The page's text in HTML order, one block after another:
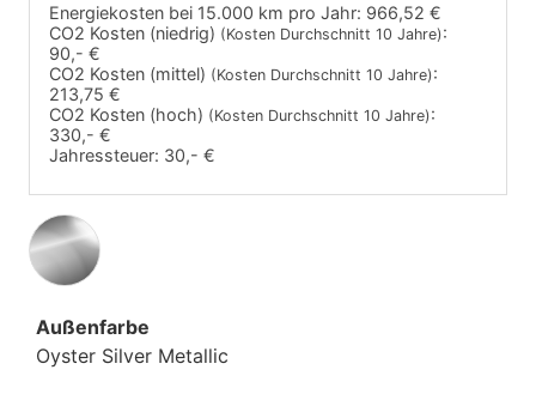
Energiekosten bei 15.000 km pro Jahr: 966,52 €
CO2 Kosten (niedrig) (Kosten Durchschnitt 10 Jahre):
90,- €
CO2 Kosten (mittel) (Kosten Durchschnitt 10 Jahre):
213,75 €
CO2 Kosten (hoch) (Kosten Durchschnitt 10 Jahre):
330,- €
Jahressteuer: 30,- €
Außenfarbe
Oyster Silver Metallic